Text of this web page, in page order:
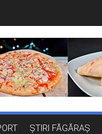
ȘTIRI FĂGĂRAȘ